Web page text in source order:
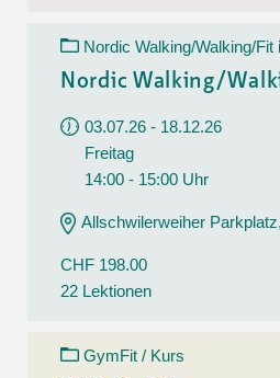
Nordic Walking/Walking/Fit
Nordic Walking/
03.07.26 - 18.12.26
Freitag
14:00 - 15:00 Uhr
Allschwilerweiher
CHF 198.00
22 Lektionen
GymFit / Kurs